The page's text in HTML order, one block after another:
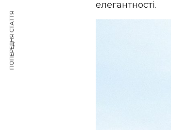
елегантності.
ПОПЕРЕДНЯ СТАТТЯ